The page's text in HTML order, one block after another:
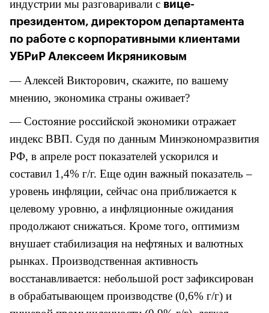
индустрии мы разговаривали с вице-
президентом, директором департамента
по работе с корпоративными клиентами
УБРиР Алексеем Икряниковым
— Алексей Викторович, скажите, по вашему
мнению, экономика страны оживает?
— Состояние российской экономики отражает
индекс ВВП. Судя по данным Минэкономразвития
РФ, в апреле рост показателей ускорился и
составил 1,4% г/г. Еще один важный показатель –
уровень инфляции, сейчас она приближается к
целевому уровню, а инфляционные ожидания
продолжают снижаться. Кроме того, оптимизм
внушает стабилизация на нефтяных и валютных
рынках. Производственная активность
восстанавливается: небольшой рост зафиксирован
в обрабатывающем производстве (0,6% г/г) и